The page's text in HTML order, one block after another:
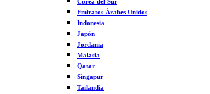
Emiratos Árabes Unidos
Indonesia
Japón
Jordania
Malasia
Qatar
Singapur
Tailandia